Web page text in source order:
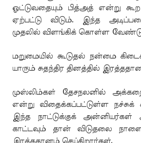
ஓட்டுவதையும் பித்அத் என்று
ஏற்பட்டு விடும். இந்த
முதலில் விளங்கிக் கொள்ள
மறுமையில் கூடுதல் நன்மை
யாரும் சுதந்திர தினத்தில்
முஸ்லிம்கள் தேசநலனில்
என்று விதைக்கப்பட்டுள்ள நச்சுக்
இந்த நாட்டுக்குக்
காட்டவும் தான் விடுதலை
இரத்ததானம் செய்கிறார்கள்.